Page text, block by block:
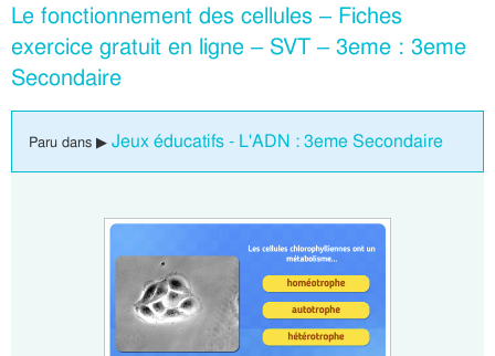
Le fonctionnement des cellules – Fiches
exercice gratuit en ligne – SVT – 3eme : 3eme
Secondaire
Paru dans ▶ Jeux éducatifs - L'ADN : 3eme Secondaire